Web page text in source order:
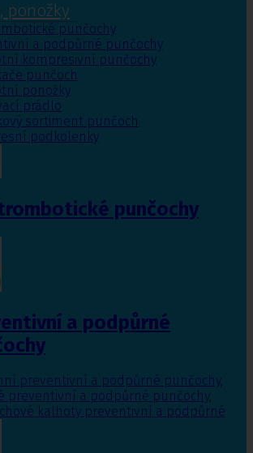
ponožky
punčochy
a podpůrné punčochy
kompresivní punčochy
punčoch
ponožky
prádlo
sortiment punčoch
podkolenky
punčochy
a podpůrné
preventivní a podpůrné punčochy,
preventivní a podpůrné punčochy,
kalhoty preventivní a podpůrné